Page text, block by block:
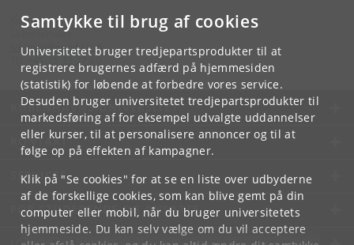
Samtykke til brug af cookies
Universitetet bruger tredjepartsprodukter til at
registrere brugernes adfærd på hjemmesiden
(statistik) for løbende at forbedre vores service.
Desuden bruger universitetet tredjepartsprodukter til
markedsføring af for eksempel udvalgte uddannelser
eller kurser, til at personalisere annoncer og til at
følge op på effekten af kampagner.
Klik på "Se cookies" for at se en liste over udbyderne
af de forskellige cookies, som kan blive gemt på din
computer eller mobil, når du bruger universitetets
hjemmeside. Du kan selv vælge om du vil acceptere
Kontakt:
Sekretariatet
ivh-mail@sund.ku. dk
KØBENHAVNS UNIVERSITET
KONTAKT
SERVICES
FOR STUDERENDE OG ANSATTE